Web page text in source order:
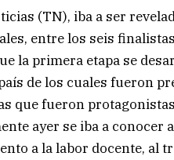
(TN), iba a ser
entre los seis
la primera etapa se
de los cuales fueron
que fueron
ayer se iba a conocer
a la labor docente, al